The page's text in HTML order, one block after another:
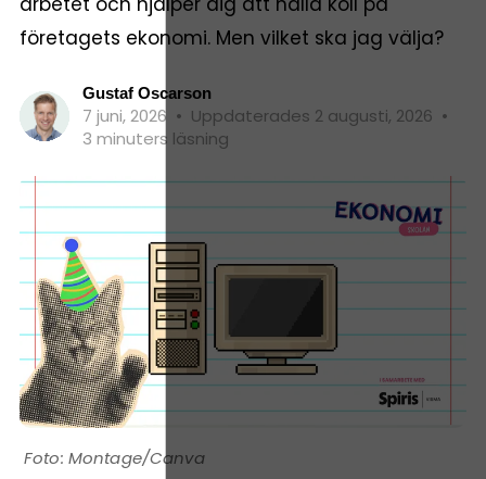
företagets ekonomi. Men vilket ska jag välja?
Gustaf Oscarson
7 juni, 2026 • Uppdaterades 2 augusti, 2026 •
3 minuters läsning
Montage/Canva